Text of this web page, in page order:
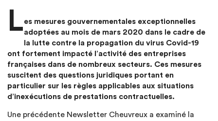
Les mesures gouvernementales exceptionnelles
adoptées au mois de mars 2020 dans le cadre de
la lutte contre la propagation du virus Covid-19
ont fortement impacté l’activité des entreprises
françaises dans de nombreux secteurs. Ces mesures
suscitent des questions juridiques portant en
particulier sur les règles applicables aux situations
d’inexécutions de prestations contractuelles.
Une précédente Newsletter Cheuvreux a examiné la